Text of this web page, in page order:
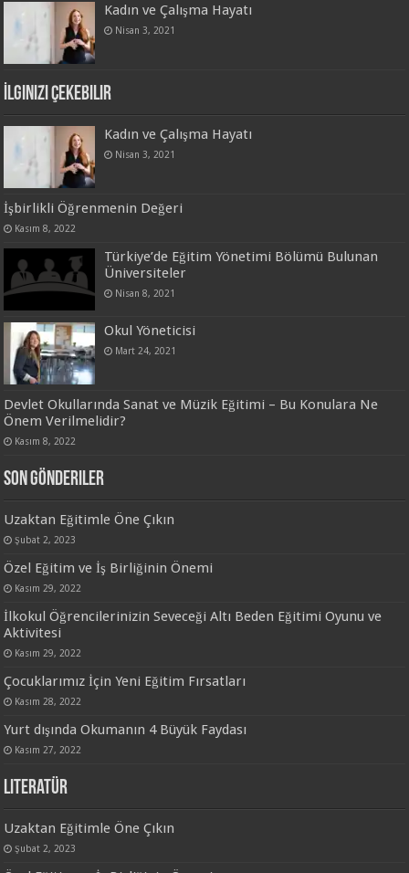
Kadın ve Çalışma Hayatı
Nisan 3, 2021
İlginizi Çekebilir
Kadın ve Çalışma Hayatı
Nisan 3, 2021
İşbirlikli Öğrenmenin Değeri
Kasım 8, 2022
Türkiye’de Eğitim Yönetimi Bölümü Bulunan
Üniversiteler
Nisan 8, 2021
Okul Yöneticisi
Mart 24, 2021
Devlet Okullarında Sanat ve Müzik Eğitimi – Bu Konulara Ne
Önem Verilmelidir?
Kasım 8, 2022
Son Gönderiler
Uzaktan Eğitimle Öne Çıkın
Şubat 2, 2023
Özel Eğitim ve İş Birliğinin Önemi
Kasım 29, 2022
İlkokul Öğrencilerinizin Seveceği Altı Beden Eğitimi Oyunu ve
Aktivitesi
Kasım 29, 2022
Çocuklarımız İçin Yeni Eğitim Fırsatları
Kasım 28, 2022
Yurt dışında Okumanın 4 Büyük Faydası
Kasım 27, 2022
Literatür
Uzaktan Eğitimle Öne Çıkın
Şubat 2, 2023